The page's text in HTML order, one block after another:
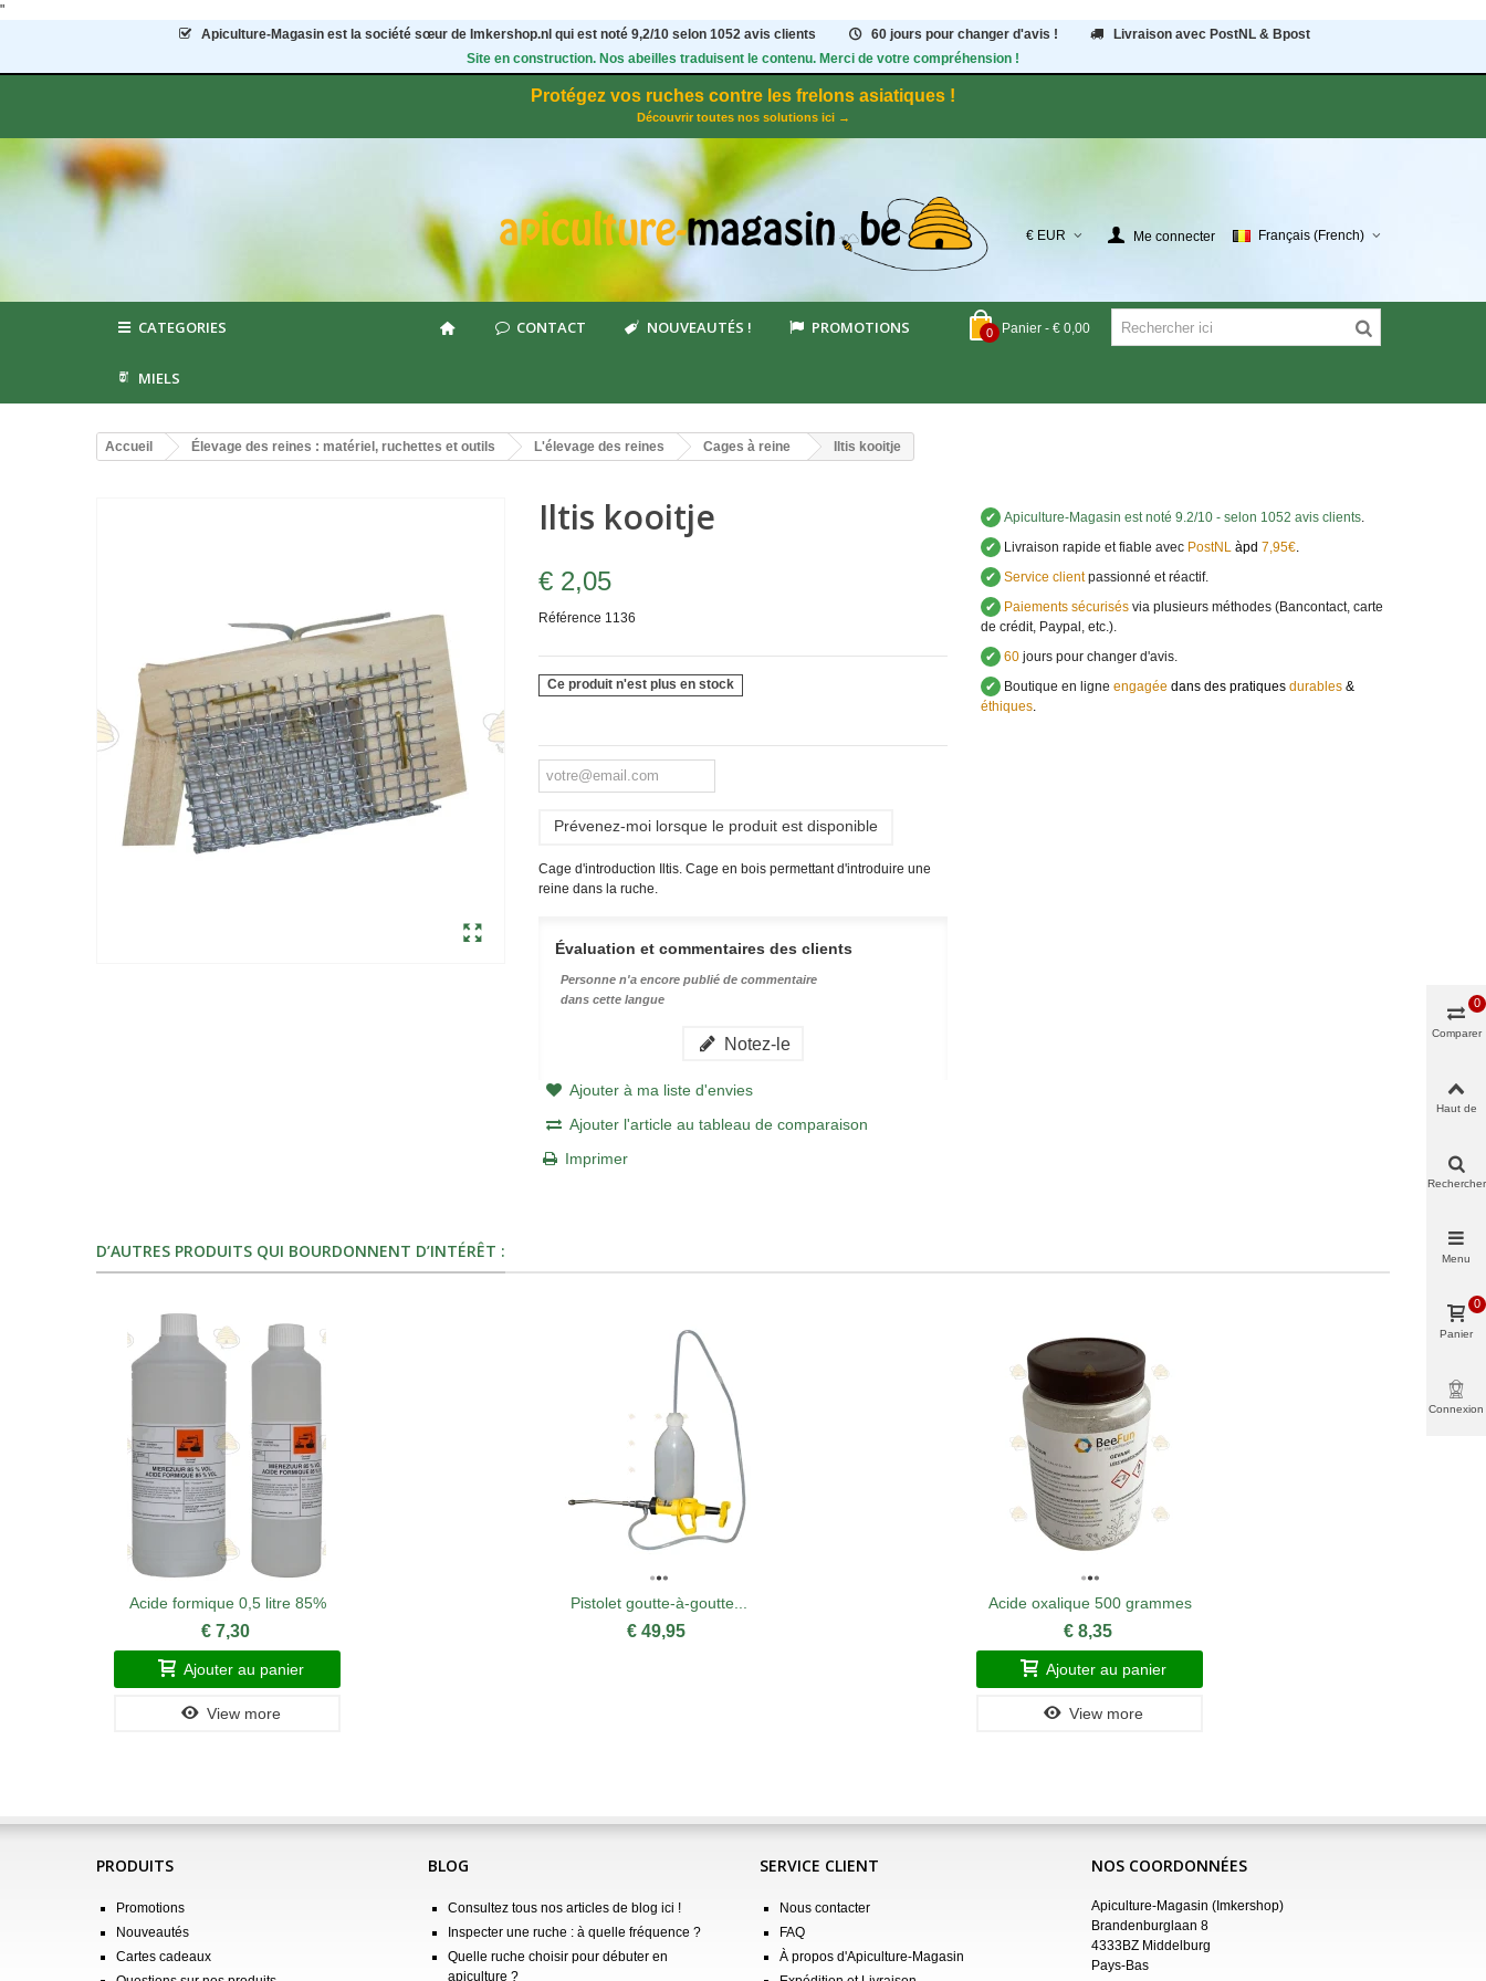
"
Apiculture-Magasin est la société sœur de Imkershop.nl qui est noté 9,2/10 selon 1052avis clients 60 jours pour changer d'avis !
Livraison avec PostNL & Bpost
Site en construction. Nos abeilles traduisent le contenu. Merci de votre compréhension !
Protégez vos ruches contre les frelons asiatiques !
Découvrir toutes nos solutions ici →
€ EUR Me connecter Français (French)
0 Panier - € 0,00
CATEGORIES CONTACT NOUVEAUTÉS ! PROMOTIONS
MIELS
Accueil Élevage des reines : matériel, ruchettes et outils L'élevage des reines Cages à reine Iltis kooitje
Iltis kooitje
€ 2,05
Référence 1136
Ce produit n'est plus en stock
Prévenez-moi lorsque le produit est disponible
Cage d'introduction Iltis. Cage en bois permettant d'introduire une
reine dans la ruche.
Évaluation et commentaires des clients
Personne n'a encore publié de commentaire
dans cette langue
Notez-le
Ajouter à ma liste d'envies
Ajouter l'article au tableau de comparaison
Imprimer
✔ Apiculture-Magasin est noté 9.2/10 - selon 1052 avis clients.
✔ Livraison rapide et fiable avecPostNL àpd 7,95€.
✔ Service clientpassionné et réactif.
✔ Paiements sécurisésvia plusieurs méthodes (Bancontact, carte
de crédit, Paypal, etc.).
✔ 60jours pour changer d'avis.
✔ Boutique en ligne engagée dans des pratiques durables&
éthiques.
D’AUTRES PRODUITS QUI BOURDONNENT D’INTÉRÊT :
Acide formique 0,5 litre 85%
€ 7,30
Ajouter au panier
View more
Pistolet goutte-à-goutte...
€ 49,95
Acide oxalique 500 grammes
€ 8,35
Ajouter au panier
View more
PRODUITS
Promotions
Nouveautés
Cartes cadeaux
BLOG
Consultez tous nos articles de blog ici !
Inspecter une ruche : à quelle fréquence ?
Quelle ruche choisir pour débuter en
apiculture ?
SERVICE CLIENT
Nous contacter
FAQ
À propos d'Apiculture-Magasin
NOS COORDONNÉES
Apiculture-Magasin (Imkershop)
Brandenburglaan 8
4333BZ Middelburg
Pays-Bas
Comparer
0
Haut de
Rechercher
Menu
Panier
0
Connexion